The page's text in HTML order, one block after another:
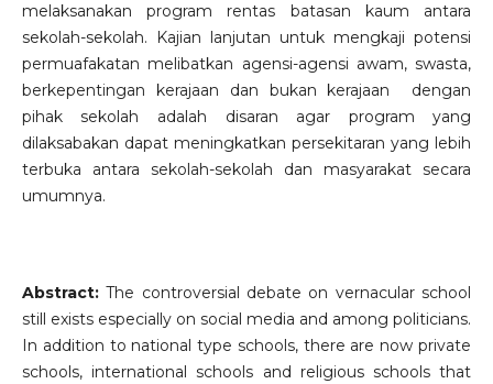
melaksanakan program rentas batasan kaum antara
sekolah-sekolah. Kajian lanjutan untuk mengkaji potensi
permuafakatan melibatkan agensi-agensi awam, swasta,
berkepentingan kerajaan dan bukan kerajaan dengan
pihak sekolah adalah disaran agar program yang
dilaksabakan dapat meningkatkan persekitaran yang lebih
terbuka antara sekolah-sekolah dan masyarakat secara
umumnya.
Abstract:The controversial debate on vernacular school
still exists especially on social media and among politicians.
In addition to national type schools, there are now private
schools, international schools and religious schools that